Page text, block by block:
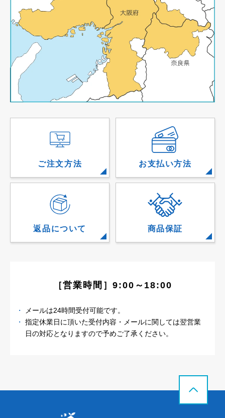
ご注文方法 お支払い方法
返品について 商品保証
［営業時間］9:00～18:00
メールは24時間受付可能です。
指定休業日に頂いた受付内容・メールに関しては翌営業
日の対応となりますので予めご了承ください。